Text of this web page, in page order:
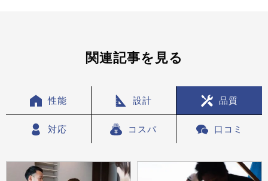
関連記事を見る
性能 設計 品質
対応 コスパ 口コミ